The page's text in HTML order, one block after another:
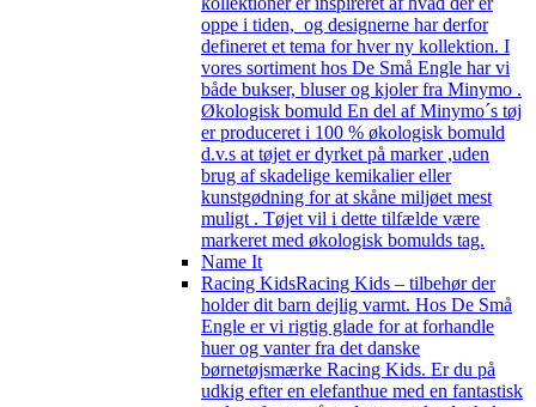
oppe i tiden, og designerne har derfor
defineret et tema for hver ny kollektion. I
vores sortiment hos De Små Engle har vi
både bukser, bluser og kjoler fra Minymo .
Økologisk bomuld En del af Minymo´s tøj
er produceret i 100 % økologisk bomuld
d.v.s at tøjet er dyrket på marker ,uden
brug af skadelige kemikalier eller
kunstgødning for at skåne miljøet mest
muligt . Tøjet vil i dette tilfælde være
markeret med økologisk bomulds tag.
Name It
Racing KidsRacing Kids – tilbehør der
holder dit barn dejlig varmt. Hos De Små
Engle er vi rigtig glade for at forhandle
huer og vanter fra det danske
børnetøjsmærke Racing Kids. Er du på
udkig efter en elefanthue med en fantastisk